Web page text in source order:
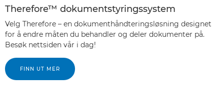
Therefore™ dokumentstyringssystem
Velg Therefore – en dokumenthåndteringsløsning designet
for å endre måten du behandler og deler dokumenter på.
Besøk nettsiden vår i dag!
FINN UT MER